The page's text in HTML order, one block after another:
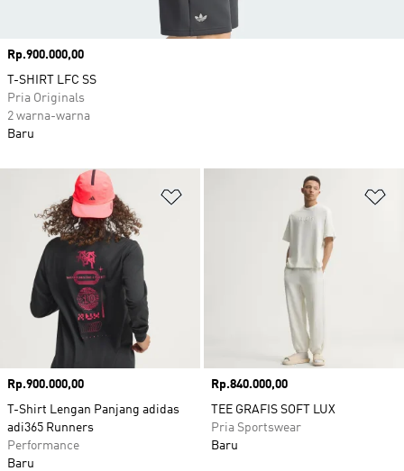
Tambahkan ke Wishlist
Harga
Rp.900.000,00
T-Shirt Lengan Panjang adidas
adi365 Runners
Performance
Baru
Harga
Rp.840.000,00
TEE GRAFIS SOFT LUX
Pria Sportswear
Baru
Harga
Rp.900.000,00
T-SHIRT LFC SS
Pria Originals
2 warna-warna
Baru